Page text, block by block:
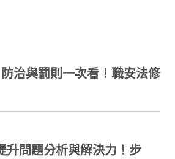
治與罰則一次看！職安法修
問題分析與解決力！步